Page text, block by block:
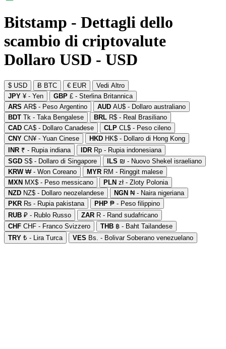
Bitstamp - Dettagli dello
scambio di criptovalute
Dollaro USD - USD
$ USD Ƀ BTC € EUR
Vedi Altro
JPY ¥ - Yen GBP £ - Sterlina Britannica
ARS AR$ - Peso Argentino AUD AU$ - Dollaro australiano
BDT Tk - Taka Bengalese BRL R$ - Real Brasiliano
CAD CA$ - Dollaro Canadese CLP CL$ - Peso cileno
CNY CN¥ - Yuan Cinese HKD HK$ - Dollaro di Hong Kong
INR ₹ - Rupia indiana IDR Rp - Rupia indonesiana
SGD S$ - Dollaro di Singapore ILS ₪ - Nuovo Shekel israeliano
KRW₩ - Won Coreano MYR RM - Ringgit malese
MXN MX$ - Peso messicano PLN zł - Zloty Polonia
NZD NZ$ - Dollaro neozelandese NGN ₦ - Naira nigeriana
PKR ₨ - Rupia pakistana PHP ₱ - Peso filippino
RUB ₽ - Rublo Russo ZAR R - Rand sudafricano
CHF CHF - Franco Svizzero THB ฿ - Baht Tailandese
TRY ₺ - Lira Turca VES Bs. - Bolivar Soberano venezuelano